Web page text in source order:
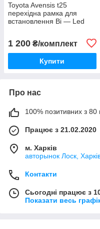
Toyota Avensis t25
перехідна рамка для
встановлення Bi — Led
1 200 ₴/комплект
Купити
Про нас
100% позитивних з 80
Працює з 21.02.2020
м. Харків
авторынок Лоск,
Контакти
Сьогодні працює з
Показати весь